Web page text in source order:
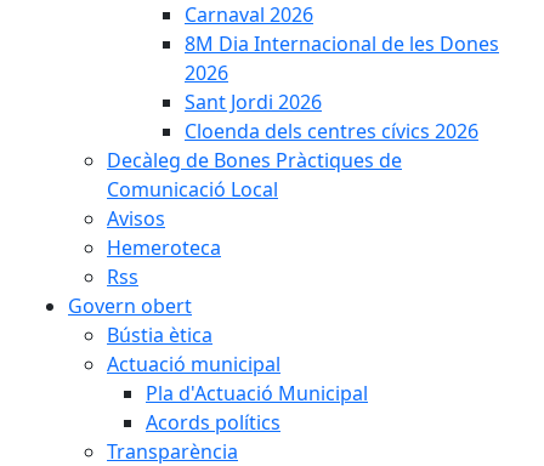
Carnaval 2026
8M Dia Internacional de les Dones
2026
Sant Jordi 2026
Cloenda dels centres cívics 2026
Decàleg de Bones Pràctiques de
Comunicació Local
Avisos
Hemeroteca
Rss
Govern obert
Bústia ètica
Actuació municipal
Pla d'Actuació Municipal
Acords polítics
Transparència